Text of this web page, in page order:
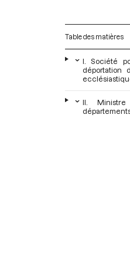
Table des matières
I. Société
déportation
II.